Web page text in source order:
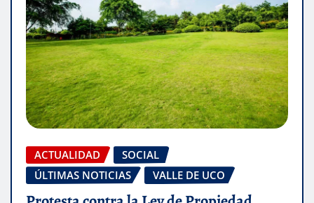
ACTUALIDAD
SOCIAL
ÚLTIMAS NOTICIAS
VALLE DE UCO